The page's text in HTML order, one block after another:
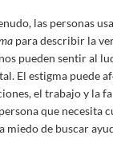
las personas
para describir la
pueden sentir al
El estigma puede
el trabajo y la
que necesita
miedo de buscar